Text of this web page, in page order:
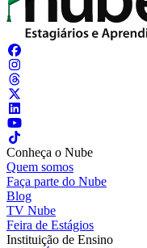
Conheça o Nube
Quem somos
Faça parte do Nube
Blog
TV Nube
Feira de Estágios
Instituição de Ensino